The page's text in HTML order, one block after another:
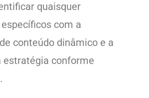
quaisquer
com a
conteúdo dinâmico e a
estratégia conforme